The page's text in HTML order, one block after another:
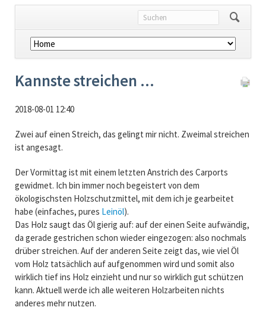
Navigation
überspringen
Kannste streichen ...
2018-08-01 12:40
Zwei auf einen Streich, das gelingt mir nicht. Zweimal streichen
ist angesagt.
Der Vormittag ist mit einem letzten Anstrich des Carports
gewidmet. Ich bin immer noch begeistert von dem
ökologischsten Holzschutzmittel, mit dem ich je gearbeitet
habe (einfaches, pures Leinöl).
Das Holz saugt das Öl gierig auf: auf der einen Seite aufwändig,
da gerade gestrichen schon wieder eingezogen: also nochmals
drüber streichen. Auf der anderen Seite zeigt das, wie viel Öl
vom Holz tatsächlich auf aufgenommen wird und somit also
wirklich tief ins Holz einzieht und nur so wirklich gut schützen
kann. Aktuell werde ich alle weiteren Holzarbeiten nichts
anderes mehr nutzen.